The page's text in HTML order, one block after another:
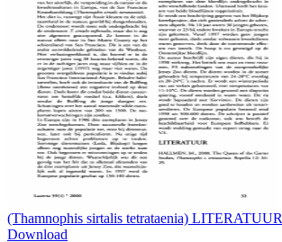
(Thamnophis sirtalis tetrataenia) LITERATUUR
Download